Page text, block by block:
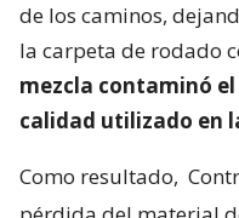
de los caminos,
la carpeta de rodado
mezcla contaminó
calidad utilizado en
Como resultado,